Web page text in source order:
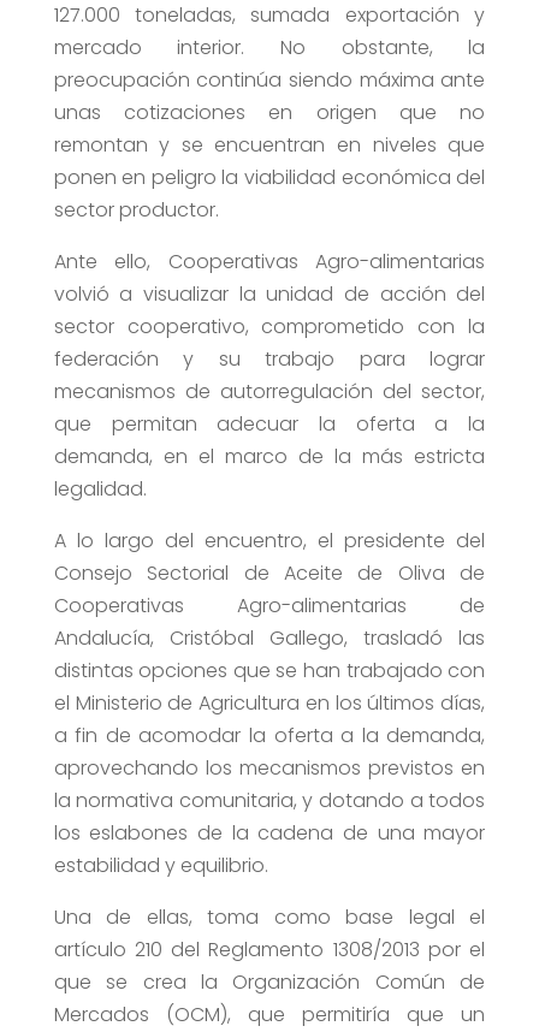
127.000 toneladas, sumada exportación y
mercado interior. No obstante, la
preocupación continúa siendo máxima ante
unas cotizaciones en origen que no
remontan y se encuentran en niveles que
ponen en peligro la viabilidad económica del
sector productor.
Ante ello, Cooperativas Agro-alimentarias
volvió a visualizar la unidad de acción del
sector cooperativo, comprometido con la
federación y su trabajo para lograr
mecanismos de autorregulación del sector,
que permitan adecuar la oferta a la
demanda, en el marco de la más estricta
legalidad.
A lo largo del encuentro, el presidente del
Consejo Sectorial de Aceite de Oliva de
Cooperativas Agro-alimentarias de
Andalucía, Cristóbal Gallego, trasladó las
distintas opciones que se han trabajado con
el Ministerio de Agricultura en los últimos días,
a fin de acomodar la oferta a la demanda,
aprovechando los mecanismos previstos en
la normativa comunitaria, y dotando a todos
los eslabones de la cadena de una mayor
estabilidad y equilibrio.
Una de ellas, toma como base legal el
artículo 210 del Reglamento 1308/2013 por el
que se crea la Organización Común de
Mercados (OCM), que permitiría que un